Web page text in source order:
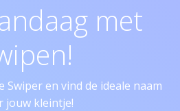
met
Swiper en vind de ideale naam
jouw kleintje!